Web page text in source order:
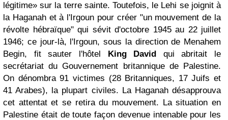
légitime» sur la terre sainte. Toutefois, le Lehi se joignit à
la Haganah et à l'Irgoun pour créer "un mouvement de la
révolte hébraïque" qui sévit d'octobre 1945 au 22 juillet
1946; ce jour-là, l'Irgoun, sous la direction de Menahem
Begin, fit sauter l'hôtel King David qui abritait le
secrétariat du Gouvernement britannique de Palestine.
On dénombra 91 victimes (28 Britanniques, 17 Juifs et
41 Arabes), la plupart civiles. La Haganah désapprouva
cet attentat et se retira du mouvement. La situation en
Palestine était de toute façon devenue intenable pour les